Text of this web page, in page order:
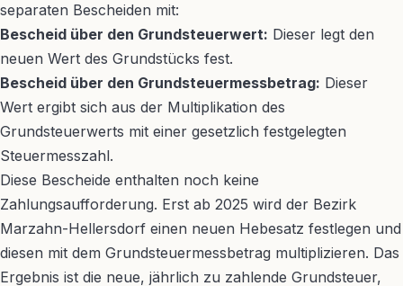
separaten Bescheiden mit:
Bescheid über den Grundsteuerwert: Dieser legt den
neuen Wert des Grundstücks fest.
Bescheid über den Grundsteuermessbetrag: Dieser
Wert ergibt sich aus der Multiplikation des
Grundsteuerwerts mit einer gesetzlich festgelegten
Steuermesszahl.
Diese Bescheide enthalten noch keine
Zahlungsaufforderung. Erst ab 2025 wird der Bezirk
Marzahn-Hellersdorf einen neuen Hebesatz festlegen und
diesen mit dem Grundsteuermessbetrag multiplizieren. Das
Ergebnis ist die neue, jährlich zu zahlende Grundsteuer,